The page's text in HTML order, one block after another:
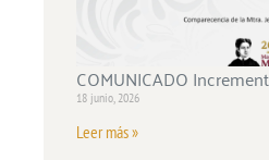
COMUNICADO
18 junio, 2026
Leer más »